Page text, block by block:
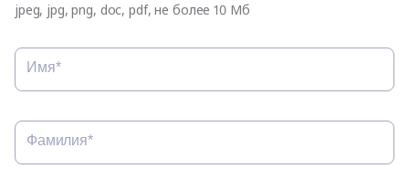
jpeg, jpg, png, doc, pdf, не более 10 Мб
Имя*
Фамилия*